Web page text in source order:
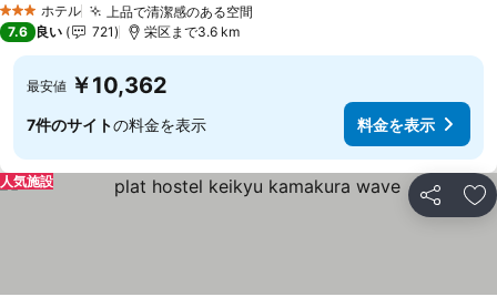
3 ホテルのランク
ホテル 上品で清潔感のある空間
7.6 良い 721 栄区まで3.6 km
最安値 ￥10,362
7件のサイトの料金を表示 料金を表示
シェア お
人気施設